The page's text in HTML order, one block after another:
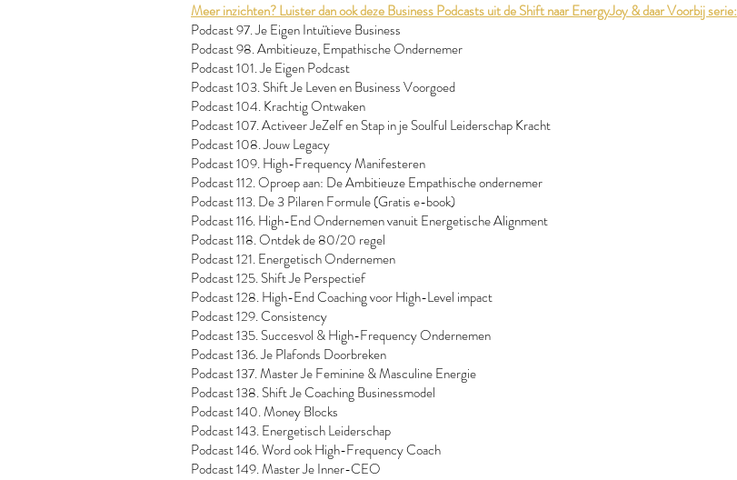
Meer inzichten? Luister dan ook deze Business Podcasts uit de Shift naar EnergyJoy & daar Voorbij serie:
Podcast 97. Je Eigen Intuïtieve Business
Podcast 98. Ambitieuze, Empathische Ondernemer
Podcast 101. Je Eigen Podcast
Podcast 103. Shift Je Leven en Business Voorgoed
Podcast 104. Krachtig Ontwaken
Podcast 107. Activeer JeZelf en Stap in je Soulful Leiderschap Kracht
Podcast 108. Jouw Legacy
Podcast 109. High-Frequency Manifesteren
Podcast 112. Oproep aan: De Ambitieuze Empathische ondernemer
Podcast 113. De 3 Pilaren Formule (Gratis e-book)
Podcast 116. High-End Ondernemen vanuit Energetische Alignment
Podcast 118. Ontdek de 80/20 regel
Podcast 121. Energetisch Ondernemen
Podcast 125. Shift Je Perspectief
Podcast 128. High-End Coaching voor High-Level impact
Podcast 129. Consistency
Podcast 135. Succesvol & High-Frequency Ondernemen
Podcast 136. Je Plafonds Doorbreken
Podcast 137. Master Je Feminine & Masculine Energie
Podcast 138. Shift Je Coaching Businessmodel
Podcast 140. Money Blocks
Podcast 143. Energetisch Leiderschap
Podcast 146. Word ook High-Frequency Coach
Podcast 149. Master Je Inner-CEO